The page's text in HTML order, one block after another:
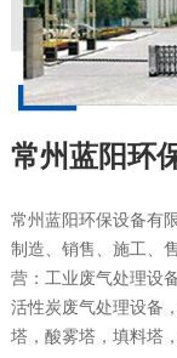
常州蓝阳环
常州蓝阳环保设备有
制造、销售、施工、
营：工业废气处理设
活性炭废气处理设备
塔，酸雾塔，填料塔